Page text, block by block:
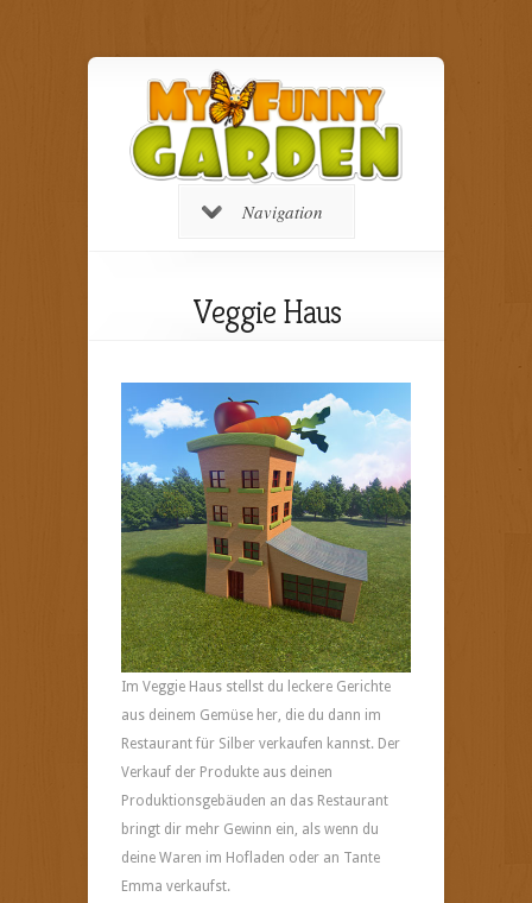
Navigation
Veggie Haus
Im Veggie Haus stellst du leckere Gerichte
aus deinem Gemüse her, die du dann im
Restaurant für Silber verkaufen kannst. Der
Verkauf der Produkte aus deinen
Produktionsgebäuden an das Restaurant
bringt dir mehr Gewinn ein, als wenn du
deine Waren im Hofladen oder an Tante
Emma verkaufst.